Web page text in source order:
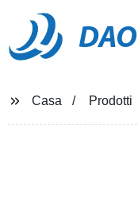
Casa Prodotti